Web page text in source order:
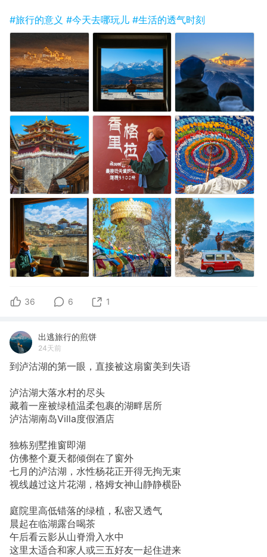
#旅行的意义 #今天去哪玩儿 #生活的透气时刻
36 6 1
出逃旅行的煎饼
24天前
到泸沽湖的第一眼，直接被这扇窗美到失语
泸沽湖大落水村的尽头
藏着一座被绿植温柔包裹的湖畔居所
泸沽湖南岛Villa度假酒店
独栋别墅推窗即湖
仿佛整个夏天都倾倒在了窗外
七月的泸沽湖，水性杨花正开得无拘无束
视线越过这片花湖，格姆女神山静静横卧
庭院里高低错落的绿植，私密又透气
晨起在临湖露台喝茶
午后看云影从山脊滑入水中
这里太适合和家人或三五好友一起住进来